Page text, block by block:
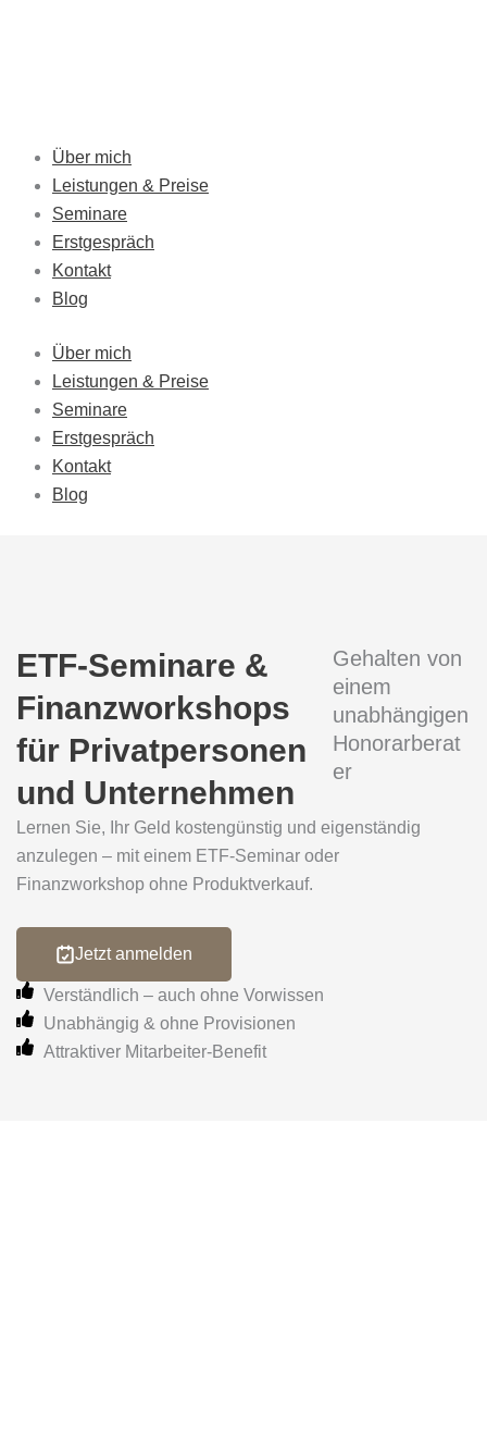
Über mich
Leistungen & Preise
Seminare
Erstgespräch
Kontakt
Blog
Über mich
Leistungen & Preise
Seminare
Erstgespräch
Kontakt
Blog
ETF-Seminare &
Finanzworkshops
für Privatpersonen
und Unternehmen
Gehalten von
einem
unabhängigen
Honorarberat
er
Lernen Sie, Ihr Geld kostengünstig und eigenständig
anzulegen – mit einem ETF-Seminar oder
Finanzworkshop ohne Produktverkauf.
Jetzt anmelden
Verständlich – auch ohne Vorwissen
Unabhängig & ohne Provisionen
Attraktiver Mitarbeiter-Benefit